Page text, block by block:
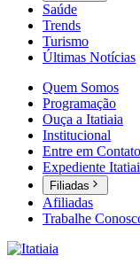
Saúde
Trends
Turismo
Últimas Notícias
Quem Somos
Programação
Ouça a Itatiaia
Institucional
Entre em Contato
Expediente
Filiadas
Afiliadas
Trabalhe